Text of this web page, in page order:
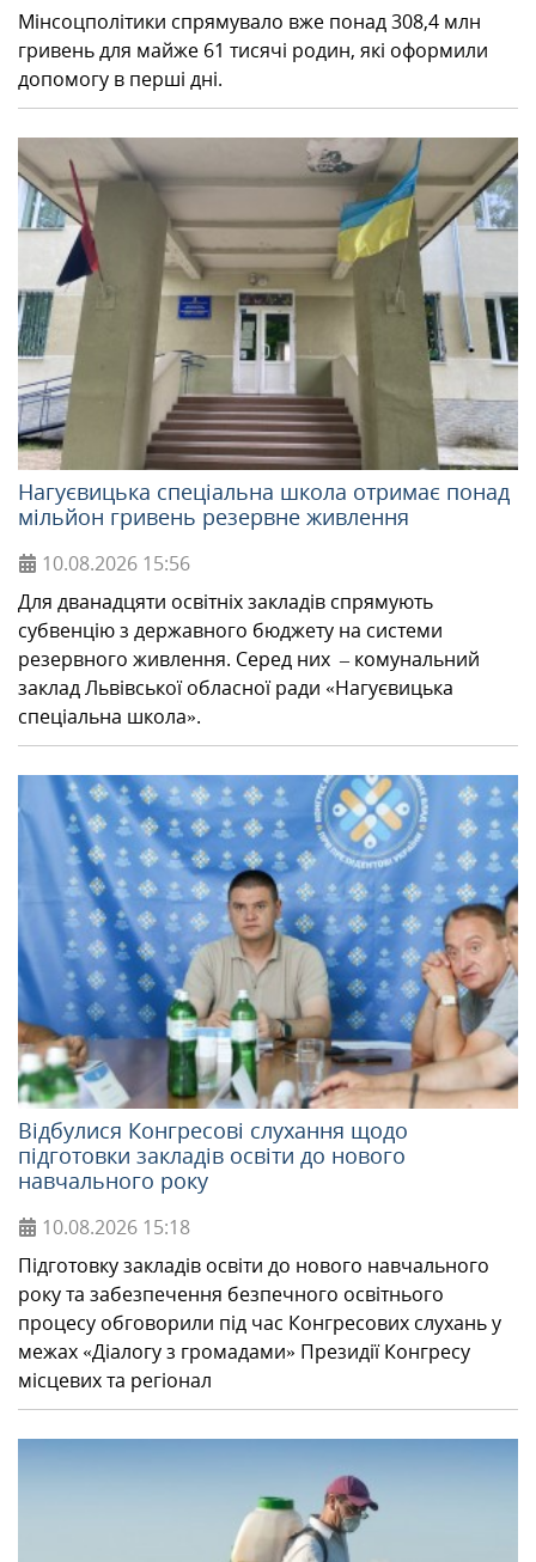
Мінсоцполітики спрямувало вже понад 308,4 млн
гривень для майже 61 тисячі родин, які оформили
допомогу в перші дні.
Нагуєвицька спеціальна школа отримає понад
мільйон гривень резервне живлення
10.08.2026 15:56
Для дванадцяти освітніх закладів спрямують
субвенцію з державного бюджету на системи
резервного живлення. Серед них – комунальний
заклад Львівської обласної ради «Нагуєвицька
спеціальна школа».
Відбулися Конгресові слухання щодо
підготовки закладів освіти до нового
навчального року
10.08.2026 15:18
Підготовку закладів освіти до нового навчального
року та забезпечення безпечного освітнього
процесу обговорили під час Конгресових слухань у
межах «Діалогу з громадами» Президії Конгресу
місцевих та регіонал
КОНТАКТИ